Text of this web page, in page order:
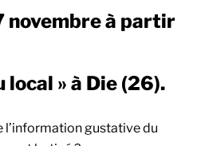
novembre à partir
local » à Die (26).
l’information gustative du